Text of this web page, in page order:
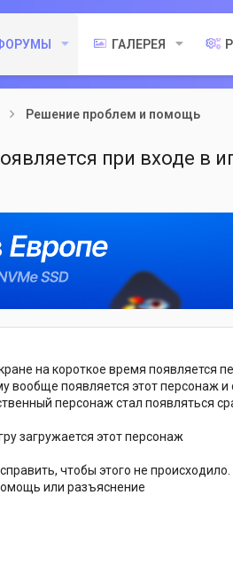
ГАЛЕРЕЯ
Решение проблем и помощь
при входе в
на короткое время появляется
вообще появляется этот персонаж
персонаж стал появляться
загружается этот персонаж
чтобы этого не происходило.
или разъяснение